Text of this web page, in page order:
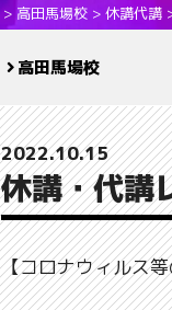
> 高田馬場校 > 休講代講
高田馬場校
2022.10.15
休講・代講
【コロナウィルス